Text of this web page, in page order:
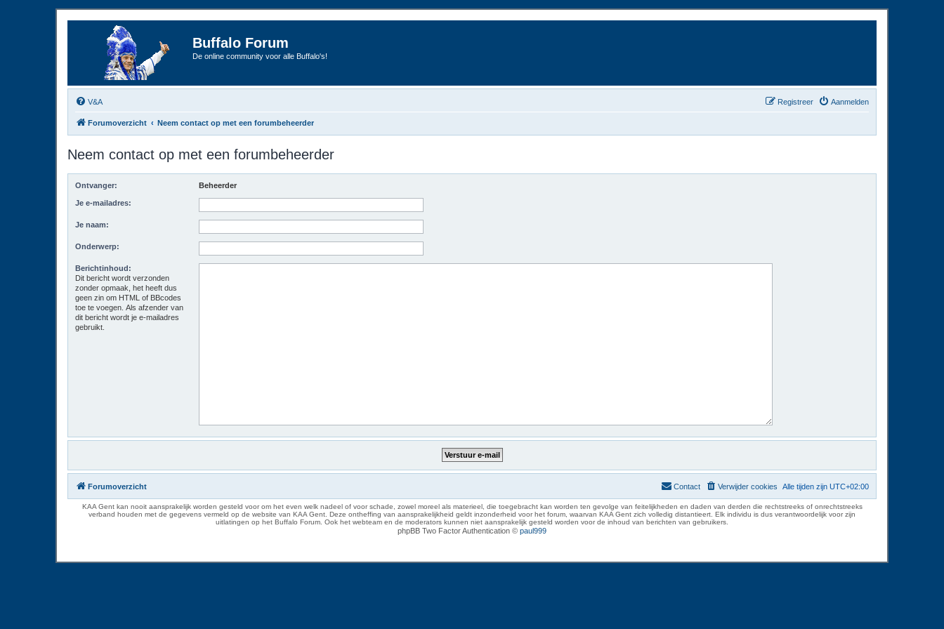
Buffalo Forum
De online community voor alle Buffalo's!
V&A Aanmelden
Registreer
Forumoverzicht Neem contact op met een forumbeheerder
Neem contact op met een forumbeheerder
Ontvanger: Beheerder
Je e-mailadres:
Je naam:
Onderwerp:
Berichtinhoud:
Dit bericht wordt verzonden
zonder opmaak, het heeft dus
geen zin om HTML of BBcodes
toe te voegen. Als afzender van
dit bericht wordt je e-mailadres
gebruikt.
Forumoverzicht Alle tijden zijn UTC+02:00
Verwijder cookies
Contact
KAA Gent kan nooit aansprakelijk worden gesteld voor om het even welk nadeel of voor schade, zowel moreel als materieel, die toegebracht kan worden ten gevolge van feitelijkheden en daden van derden die rechtstreeks of onrechtstreeks
verband houden met de gegevens vermeld op de website van KAA Gent. Deze ontheffing van aansprakelijkheid geldt inzonderheid voor het forum, waarvan KAA Gent zich volledig distantieert. Elk individu is dus verantwoordelijk voor zijn
uitlatingen op het Buffalo Forum. Ook het webteam en de moderators kunnen niet aansprakelijk gesteld worden voor de inhoud van berichten van gebruikers.
phpBB Two Factor Authentication © paul999